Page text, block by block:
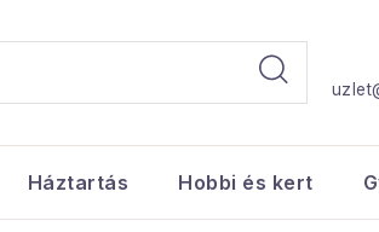
Háztartás Hobbi és kert